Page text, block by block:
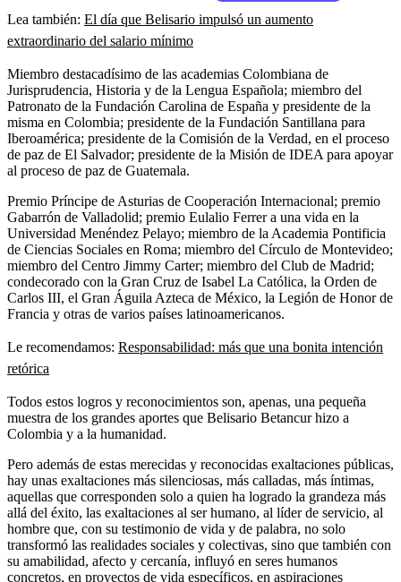
Lea también: El día que Belisario impulsó un aumento
extraordinario del salario mínimo
Miembro destacadísimo de las academias Colombiana de
Jurisprudencia, Historia y de la Lengua Española; miembro del
Patronato de la Fundación Carolina de España y presidente de la
misma en Colombia; presidente de la Fundación Santillana para
Iberoamérica; presidente de la Comisión de la Verdad, en el proceso
de paz de El Salvador; presidente de la Misión de IDEA para apoyar
al proceso de paz de Guatemala.
Premio Príncipe de Asturias de Cooperación Internacional; premio
Gabarrón de Valladolid; premio Eulalio Ferrer a una vida en la
Universidad Menéndez Pelayo; miembro de la Academia Pontificia
de Ciencias Sociales en Roma; miembro del Círculo de Montevideo;
miembro del Centro Jimmy Carter; miembro del Club de Madrid;
condecorado con la Gran Cruz de Isabel La Católica, la Orden de
Carlos III, el Gran Águila Azteca de México, la Legión de Honor de
Francia y otras de varios países latinoamericanos.
Le recomendamos: Responsabilidad: más que una bonita intención
retórica
Todos estos logros y reconocimientos son, apenas, una pequeña
muestra de los grandes aportes que Belisario Betancur hizo a
Colombia y a la humanidad.
Pero además de estas merecidas y reconocidas exaltaciones públicas,
hay unas exaltaciones más silenciosas, más calladas, más íntimas,
aquellas que corresponden solo a quien ha logrado la grandeza más
allá del éxito, las exaltaciones al ser humano, al líder de servicio, al
hombre que, con su testimonio de vida y de palabra, no solo
transformó las realidades sociales y colectivas, sino que también con
su amabilidad, afecto y cercanía, influyó en seres humanos
concretos, en proyectos de vida específicos, en aspiraciones